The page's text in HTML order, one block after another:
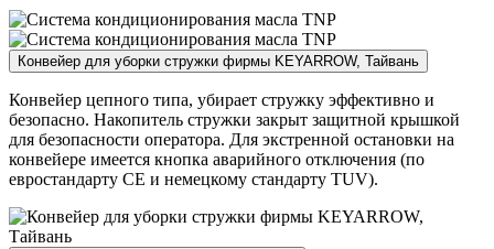
Конвейер для уборки стружки фирмы KEYARROW, Тайвань
Конвейер цепного типа, убирает стружку эффективно и
безопасно. Накопитель стружки закрыт защитной крышкой
для безопасности оператора. Для экстренной остановки на
конвейере имеется кнопка аварийного отключения (по
евростандарту CE и немецкому стандарту TUV).